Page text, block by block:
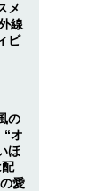
メ
線
ビ
の
“オ
ほ
愛